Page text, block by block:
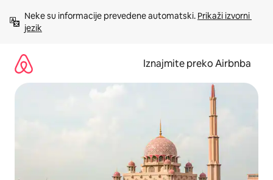
sadržaj
Neke su informacije prevedene automatski. Prikaži izvorni
jezik
Iznajmite preko Airbnba